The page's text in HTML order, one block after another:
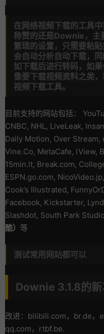
在网络视频下载的工具
称赞的还是Downie，主
繁琐的设置，只需要粘
会自动分析自动下载，
如下载后进行转码，如
像要下载视频资料之类
视频下载工具。
目前支持的网站包括：
CNBC, NHL, LiveLeak,
Daily Motion, Over Stream,
Vine.Co, MetaCafe, iView,
15min.lt, Break.com,
ESPN.go.com,
Cook’s Illustrated,
Facebook, Kickstarter,
Slashdot, South Park
酷） 等
测试常用网站都可以
Downie 3.1.8的新
改进：bilibili.com，br.de，
qq.com，rtbf.be.